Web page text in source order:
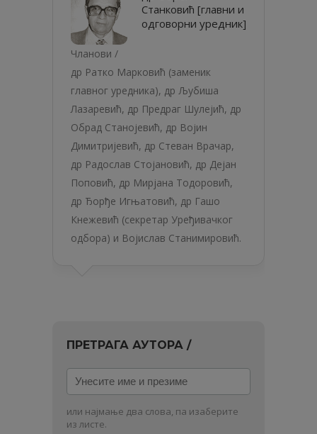
Станковић [главни и
одговорни уредник]
Чланови /
др Ратко Марковић (заменик
главног уредника), др Љубиша
Лазаревић, др Предраг Шулејић, др
Обрад Станојевић, др Војин
Димитријевић, др Стеван Врачар,
др Радослав Стојановић, др Дејан
Поповић, др Мирјана Тодоровић,
др Ђорђе Игњатовић, др Гашо
Кнежевић (секретар Уређивачког
одбора) и Војислав Станимировић.
ПРЕТРАГА АУТОРА /
Унесите
име
и
презиме
или најмање два слова, па изаберите
из листе.